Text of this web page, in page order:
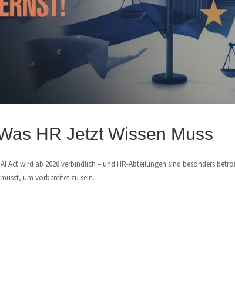
HR Jetzt Wissen Muss
AI Act wird ab 2026 verbindlich – und HR-Abteilungen sind besonders
um vorbereitet zu sein.